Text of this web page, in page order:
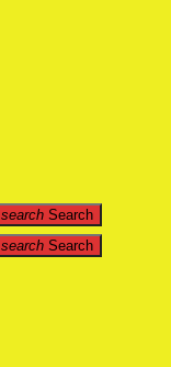
search Search
search Search